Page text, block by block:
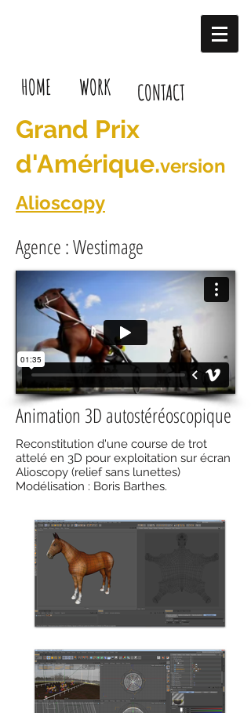
HOME WORK CONTACT
Grand Prix
d'Amérique.version
Alioscopy
Agence : Westimage
Animation 3D autostéréoscopique
Reconstitution d'une course de trot
attelé en 3D pour exploitation sur écran
Alioscopy (relief sans lunettes)
Modélisation : Boris Barthes.